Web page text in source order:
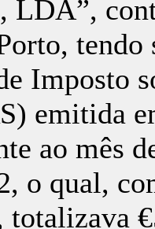
Imposto
emitida
ao mês
o qual,
totalizava